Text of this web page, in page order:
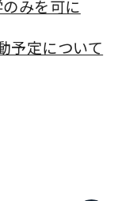
みを可に
予定について